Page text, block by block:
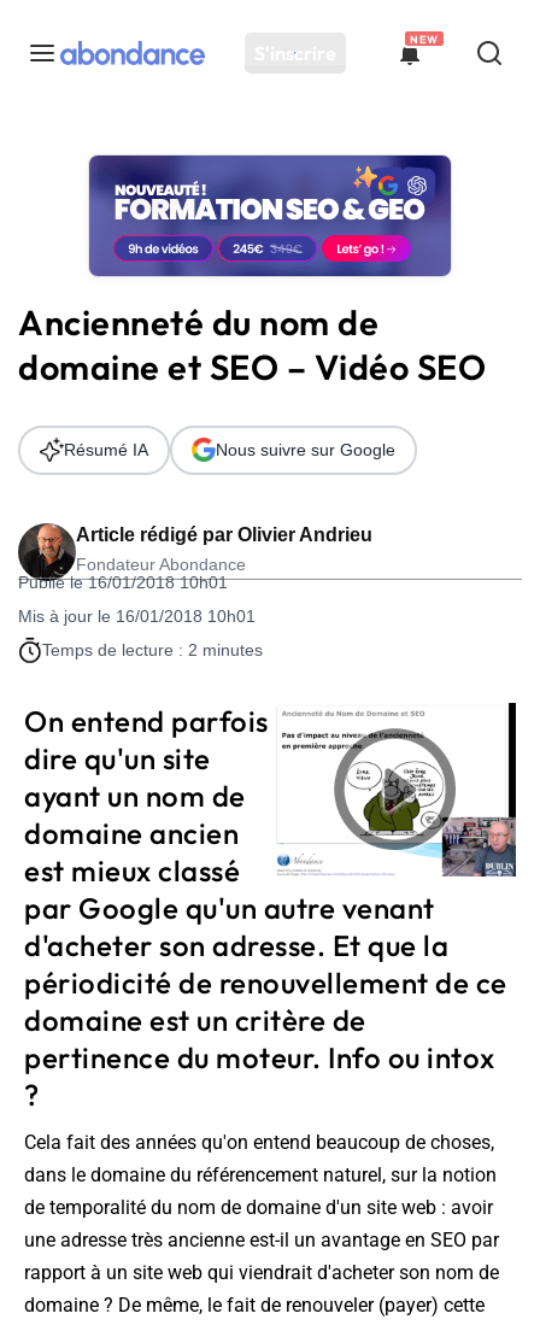
S'inscrire
NEW
Toutes les actus
Actus SEO
Plateforme
Solutions
Ressources
Audit SEO
Ancienneté du nom de
domaine et SEO – Vidéo SEO
Article rédigé par Olivier Andrieu
Fondateur Abondance
Publié le 16/01/2018 10h01
Mis à jour le 16/01/2018 10h01
Temps de lecture : 2 minutes
Résumé IA Nous suivre sur Google
On entend parfois
dire qu'un site
ayant un nom de
domaine ancien
est mieux classé
par Google qu'un autre venant
d'acheter son adresse. Et que la
périodicité de renouvellement de ce
domaine est un critère de
pertinence du moteur. Info ou intox
?
Cela fait des années qu'on entend beaucoup de choses,
dans le domaine du référencement naturel, sur la notion
de temporalité du nom de domaine d'un site web : avoir
une adresse très ancienne est-il un avantage en SEO par
rapport à un site web qui viendrait d'acheter son nom de
domaine ? De même, le fait de renouveler (payer) cette